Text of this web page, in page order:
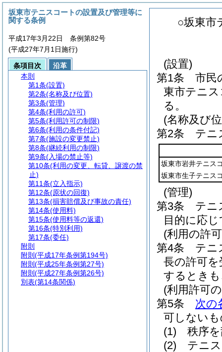
○坂東市
(設置)
第1条
市民
東市テニ
る。
(名称及び
第2条
テニ
坂東市岩井テニス
坂東市生子テニス
(管理)
第3条
テニ
目的に応
(利用の許
第4条
テニ
長の許可
するとき
(利用許可
第5条
次の
可しない
(1)
秩序
(2)
テニ
坂東市テニスコートの設置及び管理等に
関する条例
平成17年3月22日 条例第82号
(平成27年7月1日施行)
条項目次
沿革
本則
第1条(設置)
第2条(名称及び位置)
第3条(管理)
第4条(利用の許可)
第5条(利用許可の制限)
第6条(利用の条件付記)
第7条(施設の変更禁止)
第8条(継続利用の制限)
第9条(入場の禁止等)
第10条(利用の変更、転貸、譲渡の禁
止)
第11条(立入指示)
第12条(原状の回復)
第13条(損害賠償及び事故の責任)
第14条(使用料)
第15条(使用料等の返還)
第16条(特別利用)
第17条(委任)
附則
附則 (平成17年条例第194号)
附則 (平成25年条例第27号)
附則 (平成27年条例第26号)
別表(第14条関係)